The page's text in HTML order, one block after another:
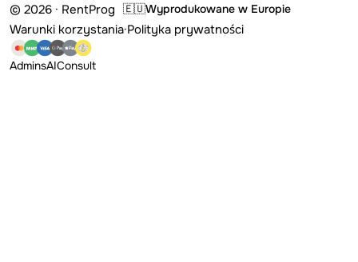
© 2026 · RentProg 🇪🇺Wyprodukowane w Europie
Warunki korzystania·Polityka prywatności
AdminsAIConsult